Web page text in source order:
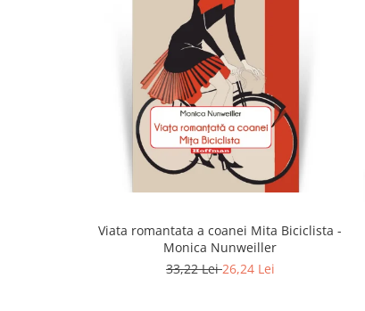
Viata romantata a coanei Mita Biciclista -
Monica Nunweiller
33,22 Lei26,24 Lei